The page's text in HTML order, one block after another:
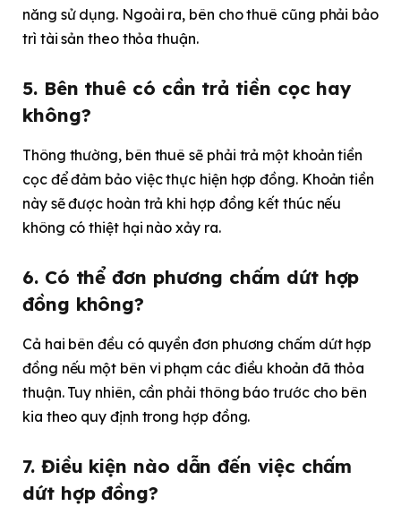
năng sử dụng. Ngoài ra, bên cho thuê cũng phải bảo
trì tài sản theo thỏa thuận.
5. Bên thuê có cần trả tiền cọc hay
không?
Thông thường, bên thuê sẽ phải trả một khoản tiền
cọc để đảm bảo việc thực hiện hợp đồng. Khoản tiền
này sẽ được hoàn trả khi hợp đồng kết thúc nếu
không có thiệt hại nào xảy ra.
6. Có thể đơn phương chấm dứt hợp
đồng không?
Cả hai bên đều có quyền đơn phương chấm dứt hợp
đồng nếu một bên vi phạm các điều khoản đã thỏa
thuận. Tuy nhiên, cần phải thông báo trước cho bên
kia theo quy định trong hợp đồng.
7. Điều kiện nào dẫn đến việc chấm
dứt hợp đồng?